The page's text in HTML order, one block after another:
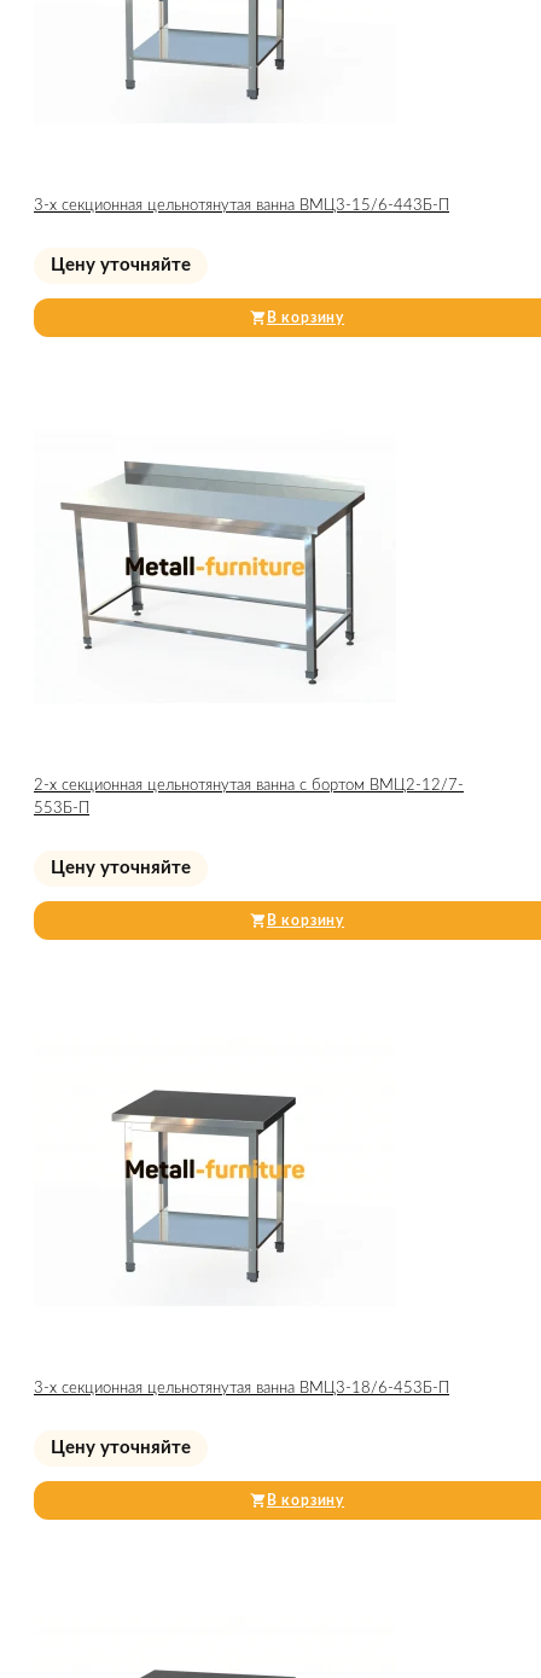
3-х секционная цельнотянутая ванна ВМЦ3-15/6-443Б-П
Цену уточняйте
В корзину
2-х секционная цельнотянутая ванна с бортом ВМЦ2-12/7-
553Б-П
Цену уточняйте
В корзину
3-х секционная цельнотянутая ванна ВМЦ3-18/6-453Б-П
Цену уточняйте
В корзину